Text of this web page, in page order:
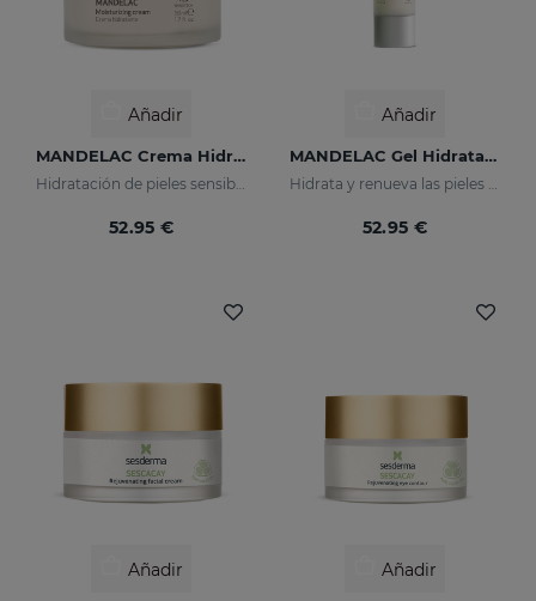
Añadir
MANDELAC Crema Hidratante
Hidratación de pieles sensibles, fotoenvejecidas y con manchas
52.95 €
Añadir
MANDELAC Gel Hidratante
Hidrata y renueva las pieles sensibles
52.95 €
Añadir Añadir